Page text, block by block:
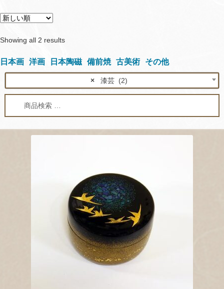
Showing all 2 resultsSorted
latest
日本画 洋画 日本陶磁 備前焼 古美術 その他
× 漆芸 (2)